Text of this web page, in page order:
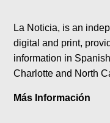
La Noticia, is an
digital and print,
information in
Charlotte and North
Más Información